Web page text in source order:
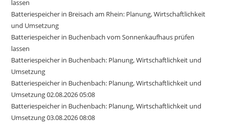
lassen
Batteriespeicher in Breisach am Rhein: Planung, Wirtschaftlichkeit
und Umsetzung
Batteriespeicher in Buchenbach vom Sonnenkaufhaus prüfen
lassen
Batteriespeicher in Buchenbach: Planung, Wirtschaftlichkeit und
Umsetzung
Batteriespeicher in Buchenbach: Planung, Wirtschaftlichkeit und
Umsetzung 02.08.2026 05:08
Batteriespeicher in Buchenbach: Planung, Wirtschaftlichkeit und
Umsetzung 03.08.2026 08:08